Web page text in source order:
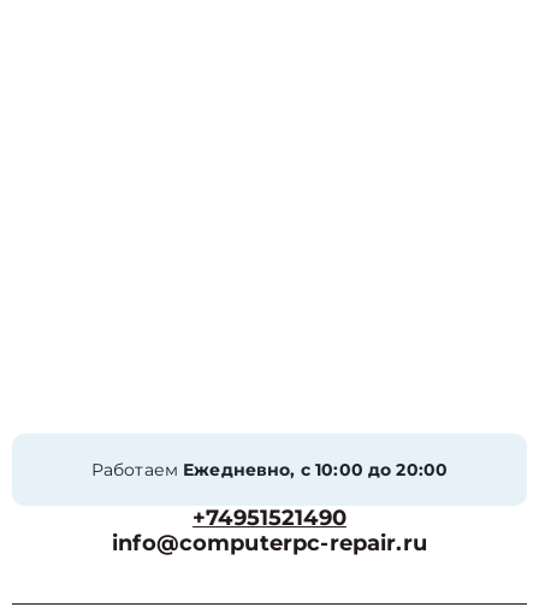
Работаем Ежедневно, с 10:00 до 20:00
+74951521490
info@computerpc-repair.ru